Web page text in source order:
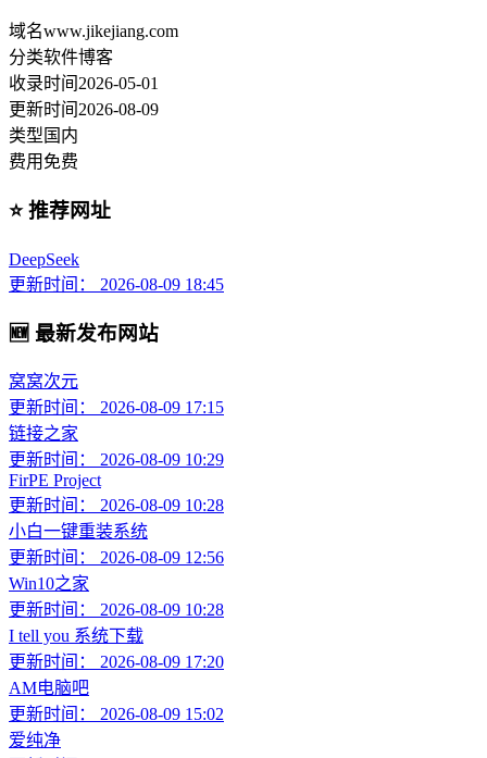
域名www.jikejiang.com
分类软件博客
收录时间 2026-05-01
更新时间 2026-08-09
类型 国内
费用 免费
⭐ 推荐网址
DeepSeek
更新时间： 2026-08-09 18:45
🆕 最新发布网站
窝窝次元
更新时间： 2026-08-09 17:15
链接之家
更新时间： 2026-08-09 10:29
FirPE Project
更新时间： 2026-08-09 10:28
小白一键重装系统
更新时间： 2026-08-09 12:56
Win10之家
更新时间： 2026-08-09 10:28
I tell you 系统下载
更新时间： 2026-08-09 17:20
AM电脑吧
更新时间： 2026-08-09 15:02
爱纯净